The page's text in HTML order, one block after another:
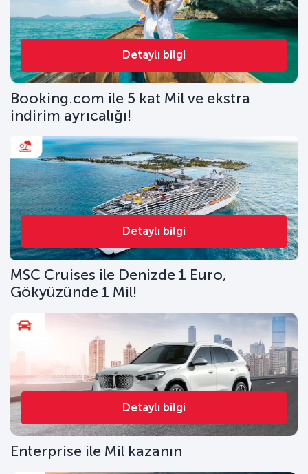
Detaylı bilgi
Booking.com ile 5 kat Mil ve ekstra
indirim ayrıcalığı!
Detaylı bilgi
MSC Cruises ile Denizde 1 Euro,
Gökyüzünde 1 Mil!
Detaylı bilgi
Enterprise ile Mil kazanın